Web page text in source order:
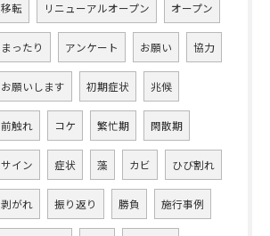
移転 リニューアルオープン オープン
まったり アンケート お願い 協力
お願いします 初期症状 兆候
前触れ コケ 繁忙期 閑散期
サイン 症状 藻 カビ ひび割れ
剥がれ 振り返り 勝負 施行事例